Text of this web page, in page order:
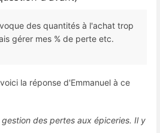
des quantités à l'achat trop
gérer mes % de perte etc.
la réponse d'Emmanuel à ce
des pertes aux épiceries. Il y